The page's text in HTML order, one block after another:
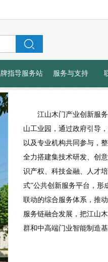
指导服务站 服务与支持
江山木门产业创新服
山工业园，通过政府引导
以及专业机构共同参与，
全力搭建集技术研发、创
识产权、科技金融、人才
式”公共创新服务平台，形
联动的综合服务体系，推
服务链融合发展，把江山
群和中高端门业智能制造基